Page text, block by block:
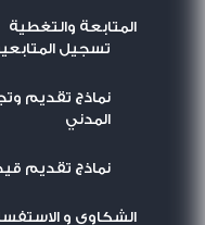
المتابعة والتغطية
تسجيل
نماذج تقديم
المدني
نماذج تقديم
الشكاوى و